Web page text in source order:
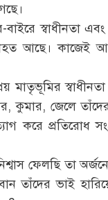
স্বাধীনতা এবং
আছে। কাজেই
স্বাধীনতা।
কুমার, জেলে
করে প্রতিরোধ
ফেলছি তা
ভাই